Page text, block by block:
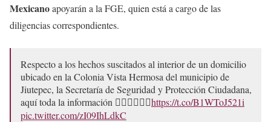
Mexicanoapoyarán a la FGE, quien está a cargo de las
diligencias correspondientes.
Respecto a los hechos suscitados al interior de un domicilio
ubicado en la Colonia Vista Hermosa del municipio de
Jiutepec, la Secretaría de Seguridad y Protección Ciudadana,
aquí toda la información 👇🏼👇🏼👇🏼https://t.co/B1WToJ521i
pic.twitter.com/zI09IhLdkC